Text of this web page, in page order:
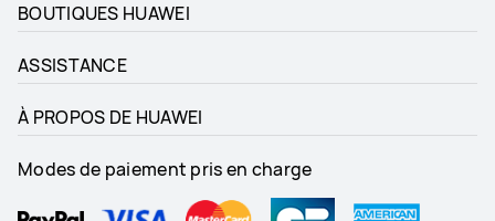
BOUTIQUES HUAWEI
ASSISTANCE
À PROPOS DE HUAWEI
Modes de paiement pris en charge